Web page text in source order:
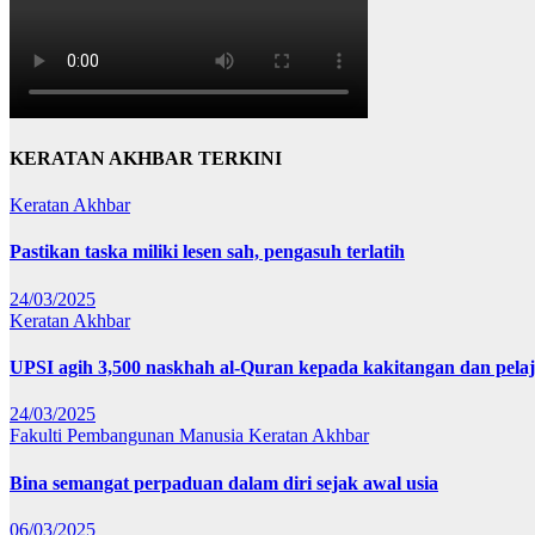
KERATAN AKHBAR TERKINI
Keratan Akhbar
Pastikan taska miliki lesen sah, pengasuh terlatih
24/03/2025
Keratan Akhbar
UPSI agih 3,500 naskhah al-Quran kepada kakitangan dan
24/03/2025
Fakulti Pembangunan Manusia Keratan Akhbar
Bina semangat perpaduan dalam diri sejak awal usia
06/03/2025